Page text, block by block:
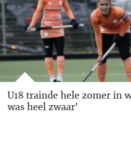
U18 trainde hele zomer in
was heel zwaar'